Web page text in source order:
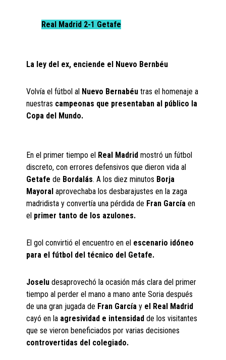
Real Madrid 2-1 Getafe
La ley del ex, enciende el Nuevo Bernbéu
Volvía el fútbol al Nuevo Bernabéu tras el homenaje a
nuestras campeonas que presentaban al público la
Copa del Mundo.
En el primer tiempo el Real Madrid mostró un fútbol
discreto, con errores defensivos que dieron vida al
Getafe de Bordalás. A los diez minutos Borja
Mayoral aprovechaba los desbarajustes en la zaga
madridista y convertía una pérdida de Fran García en
el primer tanto de los azulones.
El gol convirtió el encuentro en el escenario idóneo
para el fútbol del técnico del Getafe.
Joselu desaprovechó la ocasión más clara del primer
tiempo al perder el mano a mano ante Soria después
de una gran jugada de Fran Garcíay el Real Madrid
cayó en la agresividad e intensidad de los visitantes
que se vieron beneficiados por varias decisiones
controvertidas del colegiado.